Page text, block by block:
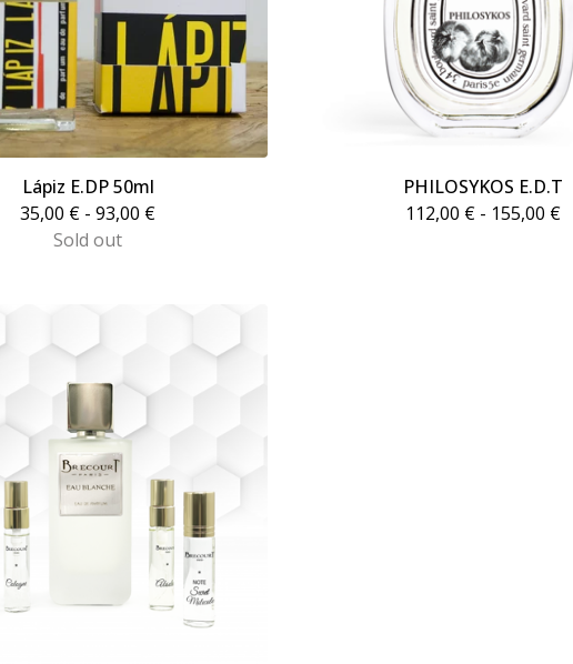
Lápiz E.DP 50ml
35,00 € - 93,00 €
Sold out
PHILOSYKOS E.D.T
112,00 € - 155,00 €